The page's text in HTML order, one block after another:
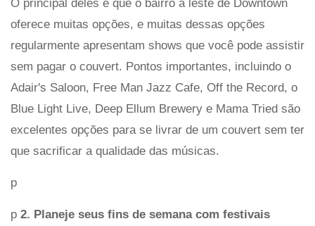
O principal deles é que o bairro a leste de Downtown
oferece muitas opções, e muitas dessas opções
regularmente apresentam shows que você pode assistir
sem pagar o couvert. Pontos importantes, incluindo o
Adair's Saloon, Free Man Jazz Cafe, Off the Record, o
Blue Light Live, Deep Ellum Brewery e Mama Tried são
excelentes opções para se livrar de um couvert sem ter
que sacrificar a qualidade das músicas.
p
p 2. Planeje seus fins de semana com festivais